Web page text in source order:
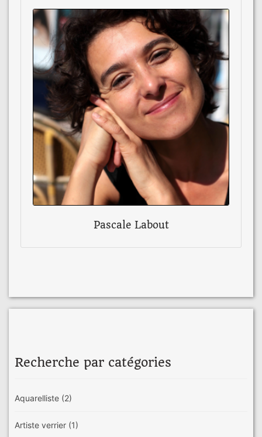
Recherche par catégories
Aquarelliste (2)
Artiste verrier (1)
Pascale Labout